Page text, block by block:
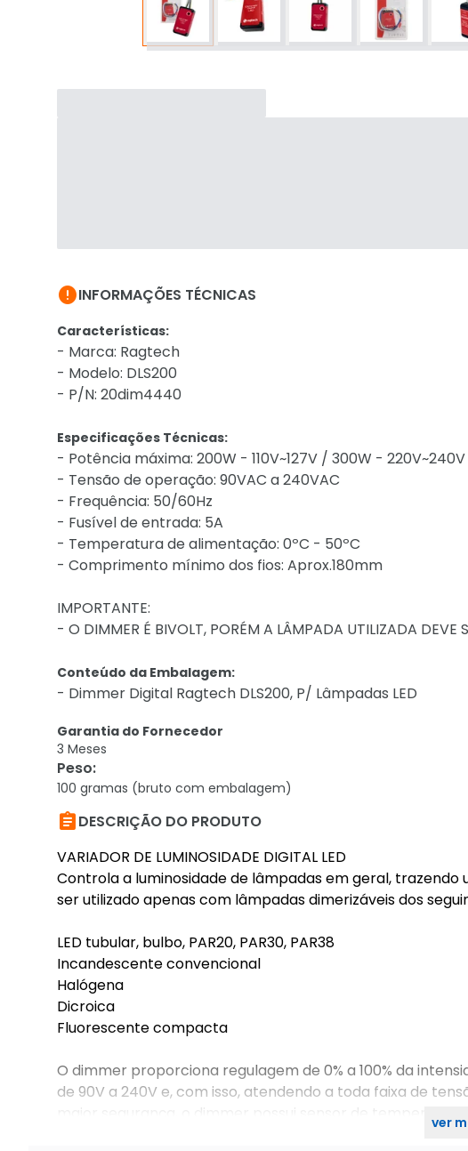
INFORMAÇÕES TÉCNICAS
Características:
- Marca: Ragtech
- Modelo: DLS200
- P/N: 20dim4440
Especificações Técnicas:
- Potência máxima: 200W - 110V~127V / 300W - 220V~240V
- Tensão de operação: 90VAC a 240VAC
- Frequência: 50/60Hz
- Fusível de entrada: 5A
- Temperatura de alimentação: 0ºC - 50ºC
- Comprimento mínimo dos fios: Aprox.180mm
IMPORTANTE:
- O DIMMER É BIVOLT, PORÉM A LÂMPADA UTILIZADA DEVE
Conteúdo da Embalagem:
- Dimmer Digital Ragtech DLS200, P/ Lâmpadas LED
Garantia do Fornecedor
3 Meses
Peso:
100 gramas (bruto com embalagem)
DESCRIÇÃO DO PRODUTO
VARIADOR DE LUMINOSIDADE DIGITAL LED
Controla a luminosidade de lâmpadas em geral,
ser utilizado apenas com lâmpadas dimerizáveis dos
LED tubular, bulbo, PAR20, PAR30, PAR38
Incandescente convencional
Halógena
Dicroica
Fluorescente compacta
O dimmer proporciona regulagem de 0% a 100% da
de 90V a 240V e, com isso, atendendo a toda faixa de
maior segurança, o dimmer possui sensor de
ver